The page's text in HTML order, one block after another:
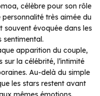
célèbre pour son rôle
très aimée du
souvent évoquée dans les
sentimental.
apparition du couple,
la célébrité, l’intimité
Au-delà du simple
les stars restent avant